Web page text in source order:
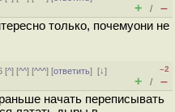
+ / –
только, почемуони не
[^] [^^] [^^^] [ответить][↓]
–2
+ / –
начать переписывать